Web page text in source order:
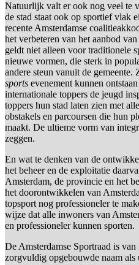
Natuurlijk valt er ook nog veel te
de stad staat ook op sportief vlak
recente Amsterdamse
het verbeteren van het aanbod
geldt niet alleen voor traditionele
nieuwe vormen, die sterk in
andere steun vanuit de gemeente.
sports evenement kunnen
internationale toppers de jeugd
toppers hun stad laten zien met
obstakels en parcoursen die hun
maakt. De ultieme vorm van
zeggen.
En wat te denken van de
het beheer en de exploitatie
Amsterdam, de provincie en het
het doorontwikkelen van
topsport nog professioneler te
wijze dat alle inwoners van
en professioneler kunnen sporten.
De Amsterdamse Sportraad is
zorgvuldig opgebouwde naam als